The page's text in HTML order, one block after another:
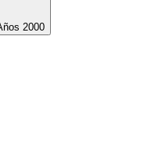
2000